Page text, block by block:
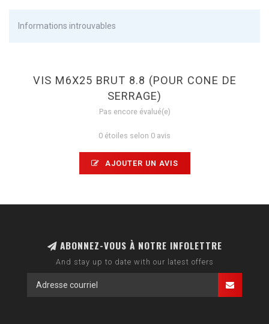
Informations introuvables
VIS M6X25 BRUT 8.8 (POUR CONE DE
SERRAGE)
Pas encore évalué(e)
0 étoiles selon 0 avis
AJOUTER UN AVIS
ABONNEZ-VOUS À NOTRE INFOLETTRE
And stay up to date with our latest offers